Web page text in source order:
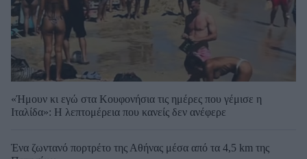
«Ήμουν κι εγώ στα Κουφονήσια τις ημέρες που γέμισε η
Ιταλίδα»: Η λεπτομέρεια που κανείς δεν ανέφερε
Ένα ζωντανό πορτρέτο της Αθήνας μέσα από τα 4,5 km της